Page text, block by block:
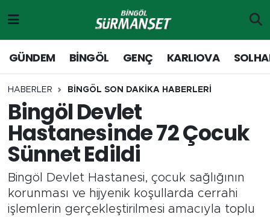
GÜNDEM BİNGÖL GENÇ KARLIOVA
HABERLER BİNGÖL SON DAKİKA HABERLERİ
Bingöl Devlet
Hastanesinde 72 Çocuk
Sünnet Edildi
Bingöl Devlet Hastanesi, çocuk sağlığının
korunması ve hijyenik koşullarda cerrahi
işlemlerin gerçekleştirilmesi amacıyla toplu
Genç
Solhan
Karlıova
Yayladere-Yedisu
Merkez Hava Durumu
Merkez Trafik Yoğunluk Haritası
Süper Lig Puan Durumu ve Fikstür
Son Dakika Haberleri